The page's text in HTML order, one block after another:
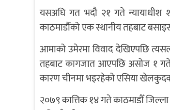
यसअघि गत भदौ २१ गते न्यायाधीश
काठमाडौँको एक स्थानीय तहबाट
आमाको उमेरमा विवाद देखिएपछि
तहबाट कागजात आएपछि असोज १
कारण चीनमा भइरहेको एसिया
२०७९ कात्तिक १४ गते काठमाडौँ